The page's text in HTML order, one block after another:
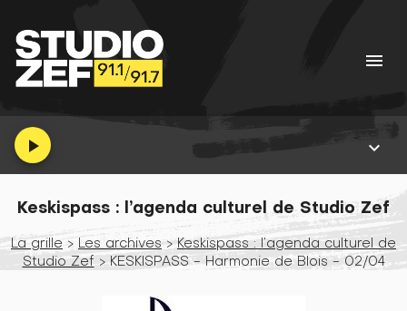
menu
play_arrow keyboard_arrow_down
Keskispass : l’agenda culturel de Studio Zef
La grille > Les archives > Keskispass : l’agenda culturel de
Studio Zef > KESKISPASS - Harmonie de Blois - 02/04